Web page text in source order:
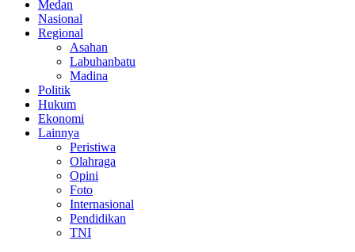
Medan
Nasional
Regional
Asahan
Labuhanbatu
Madina
Politik
Hukum
Ekonomi
Lainnya
Peristiwa
Olahraga
Opini
Foto
Internasional
Pendidikan
TNI